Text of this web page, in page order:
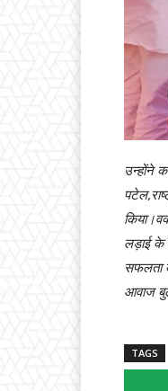
उन्होंने
लड़ाई के
सफलता
आवाज
TAGS